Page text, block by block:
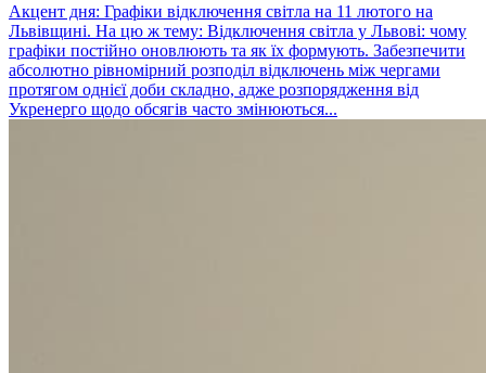
Акцент дня: Графіки відключення світла на 11 лютого на
Львівщині. На цю ж тему: Відключення світла у Львові: чому
графіки постійно оновлюють та як їх формують. Забезпечити
абсолютно рівномірний розподіл відключень між чергами
протягом однієї доби складно, адже розпорядження від
Укренерго щодо обсягів часто змінюються...